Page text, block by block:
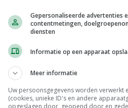
fijnstof worden afgevangen,
kilo ammoniakreductie lijkt
is, maar noemt de
brandblusser. 'Alleen
Gepersonaliseerde advertenties
contentmetingen,
diensten
Informatie op een apparaat
Meer informatie
Uw persoonsgegevens worden verwerkt
(cookies, unieke ID's en andere
opgeslagen door, geopend door en